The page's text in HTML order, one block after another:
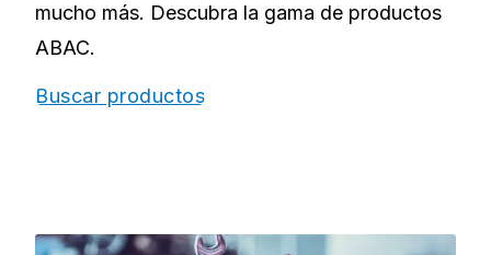
mucho más. Descubra la gama de productos
ABAC.
Buscar productos